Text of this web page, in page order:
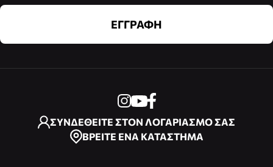
ΕΓΓΡΑΦΗ
ΣΥΝΔΕΘΕΙΤΕ ΣΤΟΝ ΛΟΓΑΡΙΑΣΜΟ ΣΑΣ
ΒΡΕΙΤΕ ΕΝΑ ΚΑΤΑΣΤΗΜΑ